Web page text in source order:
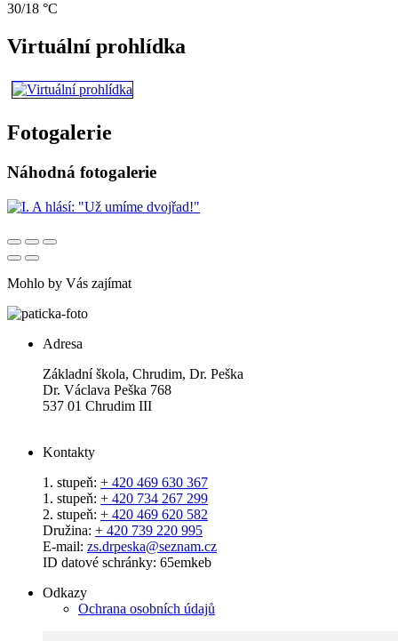
30/18 °C
Virtuální prohlídka
Fotogalerie
Náhodná fotogalerie
Mohlo by Vás zajímat
Adresa
Základní škola, Chrudim, Dr. Peška
Dr. Václava Peška 768
537 01 Chrudim III
Kontakty
1. stupeň: + 420 469 630 367
1. stupeň: + 420 734 267 299
2. stupeň: + 420 469 620 582
Družina: + 420 739 220 995
E-mail: zs.drpeska@seznam.cz
ID datové schránky: 65emkeb
Odkazy
Ochrana osobních údajů